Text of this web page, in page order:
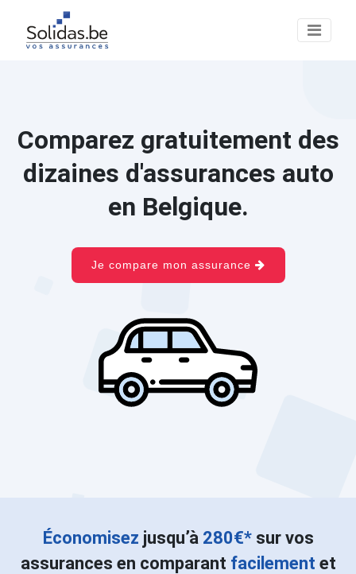
Comparez gratuitement des
dizaines d'assurances auto
en Belgique.
Je compare mon assurance
Économisez jusqu’à 280€*sur vos
assurances en comparant facilement et